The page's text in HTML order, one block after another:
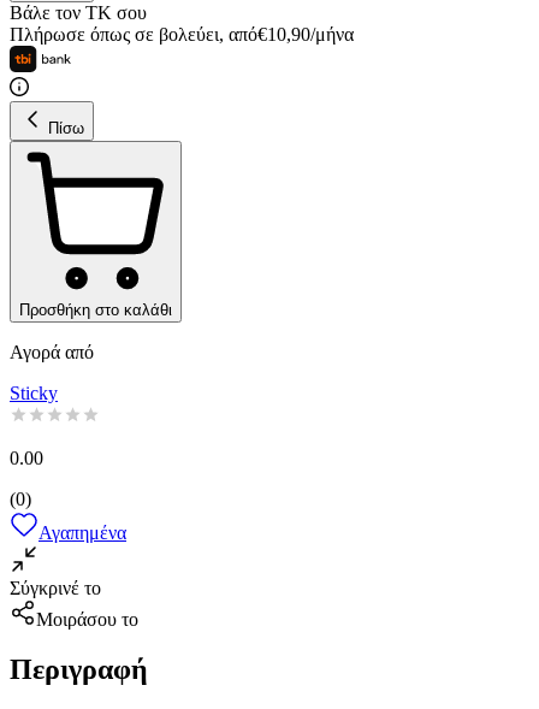
Βάλε τον ΤΚ σου
Πλήρωσε όπως σε βολεύει, από€10,90/μήνα
Πίσω
Προσθήκη στο καλάθι
Αγορά από
Sticky
0.00
(0)
Αγαπημένα
Σύγκρινέ το
Μοιράσου το
Περιγραφή